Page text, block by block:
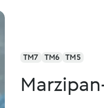
TM7 TM6 TM5